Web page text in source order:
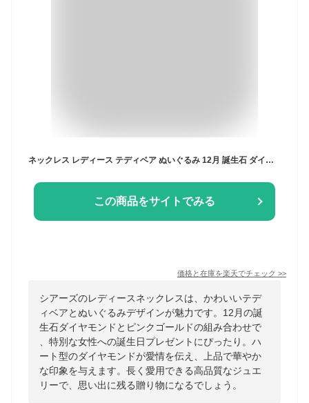
ネックレス レディース テディベア ぬいぐるみ 12月 誕生石 ダイヤモンド ピンクゴールド ラブ ハート ダイヤモンド 女性 誕生日プレゼント Sears (シアーズ)
この商品をサイトでみる
価格と在庫を楽天でチェック >>
シアーズのレディースネックレスは、かわいいテデ
ィベアとぬいぐるみデザインが魅力です。12月の誕
生石ダイヤモンドとピンクゴールドの組み合わせで
、特別な女性への誕生日プレゼントにぴったり。ハ
ート型のダイヤモンドが愛情を伝え、上品で華やか
な印象を与えます。長く愛用できる高品質なジュエ
リーで、思い出に残る贈り物になるでしょう。